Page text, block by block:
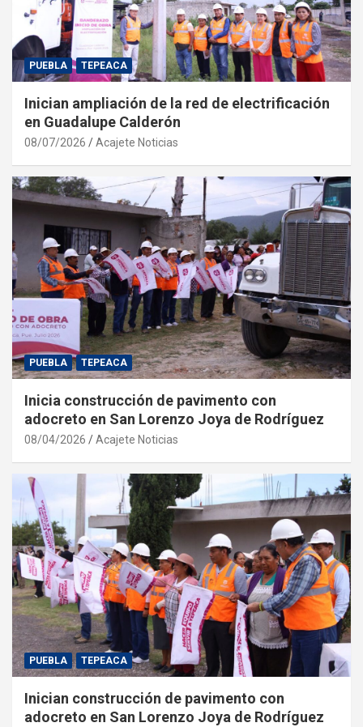
PUEBLA TEPEACA
Inician ampliación de la red de electrificación
en Guadalupe Calderón
08/07/2026 Acajete Noticias
PUEBLA TEPEACA
Inicia construcción de pavimento con
adocreto en San Lorenzo Joya de Rodríguez
08/04/2026 Acajete Noticias
PUEBLA TEPEACA
Inician construcción de pavimento con
adocreto en San Lorenzo Joya de Rodríguez